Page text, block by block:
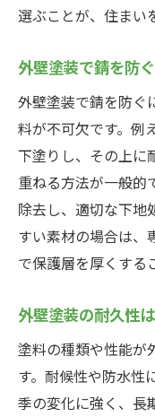
外壁塗装
術
外壁塗装
法
外壁塗装
外壁塗装
法
外壁塗装
選ぶことが、住まい
外壁塗装で錆を防
外壁塗装で錆を防ぐ
料が不可欠です。例
下塗りし、その上に
重ねる方法が一般的
除去し、適切な下地
すい素材の場合は、
で保護層を厚くする
外壁塗装の耐久性
塗料の種類や性能が
す。耐候性や防水性
季の変化に強く、長